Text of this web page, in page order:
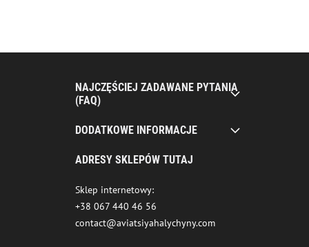
NAJCZĘŚCIEJ ZADAWANE PYTANIA
(FAQ)
DODATKOWE INFORMACJE
ADRESY SKLEPÓW TUTAJ
Sklep internetowy:
+38 067 440 46 56
contact@aviatsiyahalychyny.com